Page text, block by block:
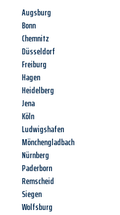
Augsburg
Bonn
Chemnitz
Düsseldorf
Freiburg
Hagen
Heidelberg
Jena
Köln
Ludwigshafen
Mönchengladbach
Nürnberg
Paderborn
Remscheid
Siegen
Wolfsburg